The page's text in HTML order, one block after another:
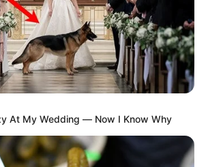
At My Wedding — Now I Know Why